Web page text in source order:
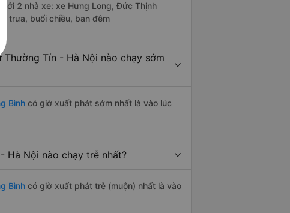
2 nhà xe: xe Hưng Long, Đức Thịnh
trưa, buổi chiều, ban đêm
Tín - Hà Nội nào chạy sớm
Bình có giờ xuất phát sớm nhất là vào lúc
Hà Nội nào chạy trễ nhất?
Bình có giờ xuất phát trễ (muộn) nhất là vào